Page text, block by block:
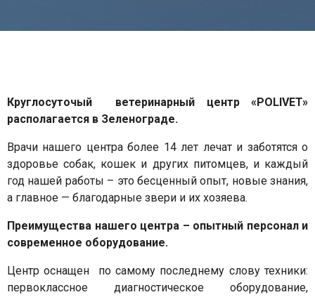
Круглосуточый ветеринарный центр
«POLIVET»
располагается в Зеленограде.
Врачи нашего центра более 14 лет лечат и заботятся о
здоровье собак, кошек и других питомцев, и каждый
год нашей работы – это бесценный опыт, новые знания,
а главное — благодарные звери и их хозяева.
Преимущества нашего центра – опытный персонал и
современное оборудование.
Центр оснащен по самому последнему слову техники:
первоклассное диагностическое оборудование,